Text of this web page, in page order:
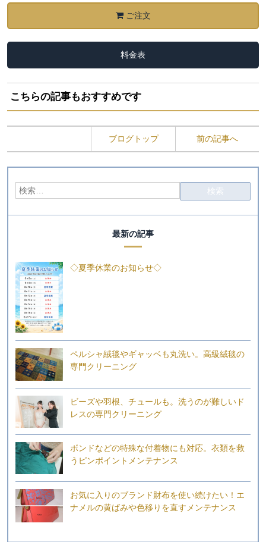
ご注文
料金表
こちらの記事もおすすめです
ブログトップ 前の記事へ
最新の記事
◇夏季休業のお知らせ◇
ペルシャ絨毯やギャッベも丸洗い。高級絨毯の
専門クリーニング
ビーズや羽根、チュールも。洗うのが難しいド
レスの専門クリーニング
ボンドなどの特殊な付着物にも対応。衣類を救
うピンポイントメンテナンス
お気に入りのブランド財布を使い続けたい！エ
ナメルの黄ばみや色移りを直すメンテナンス